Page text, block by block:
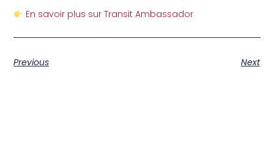
En savoir plus sur Transit Ambassador
Previous Next